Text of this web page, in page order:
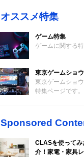
オススメ特集
ゲーム特集
ゲームに関する特
東京ゲームショ
東京ゲームショ
特集ページです。
Sponsored
CLASを使ってみ
介！家電・家具